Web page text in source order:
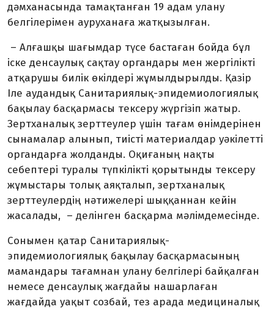
дәмханасында тамақтанған 19 адам улану
белгілерімен ауруханаға жатқызылған.
– Алғашқы шағымдар түсе бастаған бойда бұл
іске денсаулық сақтау органдары мен жергілікті
атқарушы билік өкілдері жұмылдырылды. Қазір
Іле аудандық Санитариялық-эпидемиологиялық
бақылау басқармасы тексеру жүргізіп жатыр.
Зертханалық зерттеулер үшін тағам өнімдерінен
сынамалар алынып, тиісті материалдар уәкілетті
органдарға жолданды. Оқиғаның нақты
себептері туралы түпкілікті қорытынды тексеру
жұмыстары толық аяқталып, зертханалық
зерттеулердің нәтижелері шыққаннан кейін
жасалады, – делінген басқарма мәлімдемесінде.
Сонымен қатар Санитариялық-
эпидемиологиялық бақылау басқармасының
мамандары тағамнан улану белгілері байқалған
немесе денсаулық жағдайы нашарлаған
жағдайда уақыт созбай, тез арада медициналық